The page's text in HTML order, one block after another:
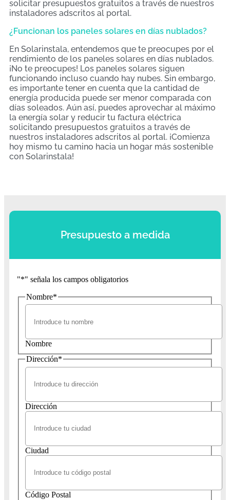
solicitar presupuestos gratuitos a través de nuestros
instaladores adscritos al portal.
¿Funcionan los paneles solares en días nublados?
En Solarinstala, entendemos que te preocupes por el
rendimiento de los paneles solares en días nublados.
¡No te preocupes! Los paneles solares siguen
funcionando incluso cuando hay nubes. Sin embargo,
es importante tener en cuenta que la cantidad de
energía producida puede ser menor comparada con
días soleados. Aún así, puedes aprovechar al máximo
la energía solar y reducir tu factura eléctrica
solicitando presupuestos gratuitos a través de
nuestros instaladores adscritos al portal. ¡Comienza
hoy mismo tu camino hacia un hogar más sostenible
con Solarinstala!
Presupuesto a medida
"*" señala los campos obligatorios
Nombre*
Nombre
Dirección*
Dirección
Ciudad
Código Postal